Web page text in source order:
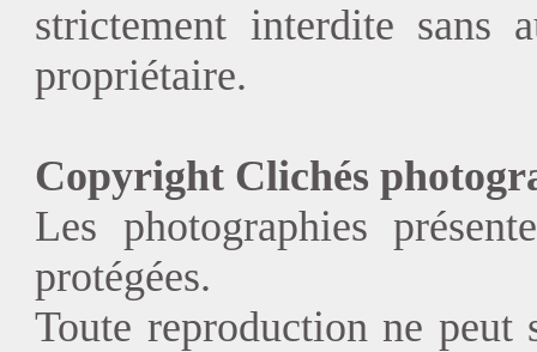
strictement interdite sans
propriétaire.
Copyright Clichés
Les photographies
protégées.
Toute reproduction ne peut